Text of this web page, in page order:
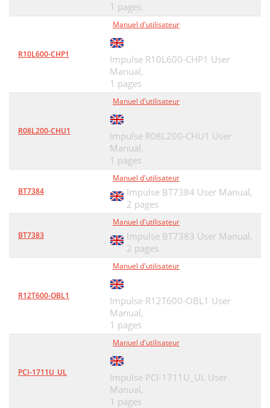
1 pages
R10L600-CHP1
Manuel d'utilisateur
Impulse R10L600-CHP1 User
Manual,
1 pages
R08L200-CHU1
Manuel d'utilisateur
Impulse R08L200-CHU1 User
Manual,
1 pages
BT7384
Manuel d'utilisateur
Impulse BT7384 User Manual,
2 pages
BT7383
Manuel d'utilisateur
Impulse BT7383 User Manual,
2 pages
R12T600-OBL1
Manuel d'utilisateur
Impulse R12T600-OBL1 User
Manual,
1 pages
PCI-1711U_UL
Manuel d'utilisateur
Impulse PCI-1711U_UL User
Manual,
1 pages